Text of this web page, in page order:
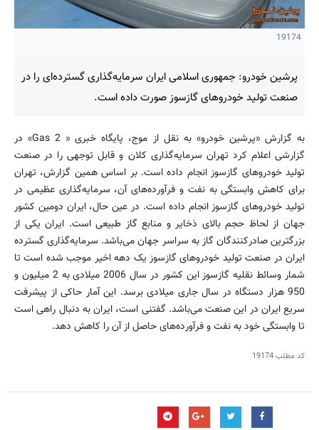
19174
پرشین خودرو: جمهوری اسلامی ایران سرمایه‌گذاری گسترده‌ای را در
صنعت تولید خودروهای گازسوز صورت داده است.
به گزارش «پرشین خودرو» به نقل از موج، پایگاه خبری « Gas 2» در
گزارشی اعلام کرد تهران سرمایه‌گذاری کلان و قابل توجهی را در صنعت
تولید خودروهای گازسوز انجام داده است. بر اساس همین گزارش، تهران
برای کاهش وابستگی به نفت و فرآورده‌های آن، سرمایه‌گذاری عظیمی در
تولید خودروهای گازسوز انجام داده است. در عین حال، ایران دومین کشور
جهان از لحاظ حجم بالای ذخایر و منابع گاز طبیعی است. ایران یکی از
بزرگترین صادرکنندگان گاز به سراسر جهان می‌باشد. سرمایه‌گذاری گسترده
ایران در صنعت تولید خودروهای گازسوز یک دهه اخیر موجب شده است تا
شمار وسائط نقلیه گازسوز این کشور در سال 2006 میلادی به 2 میلیون و
950 هزار دستگاه در سال جاری میلادی برسد. این آمار حاکی از پیشرفت
سریع ایران در این صنعت می‌باشد. گفتنی است، ایران به دنبال راهی است
تا وابستگی خود به نفت و فرآورده‌های حاصل از آن را کاهش دهد.
کد مطلب19174